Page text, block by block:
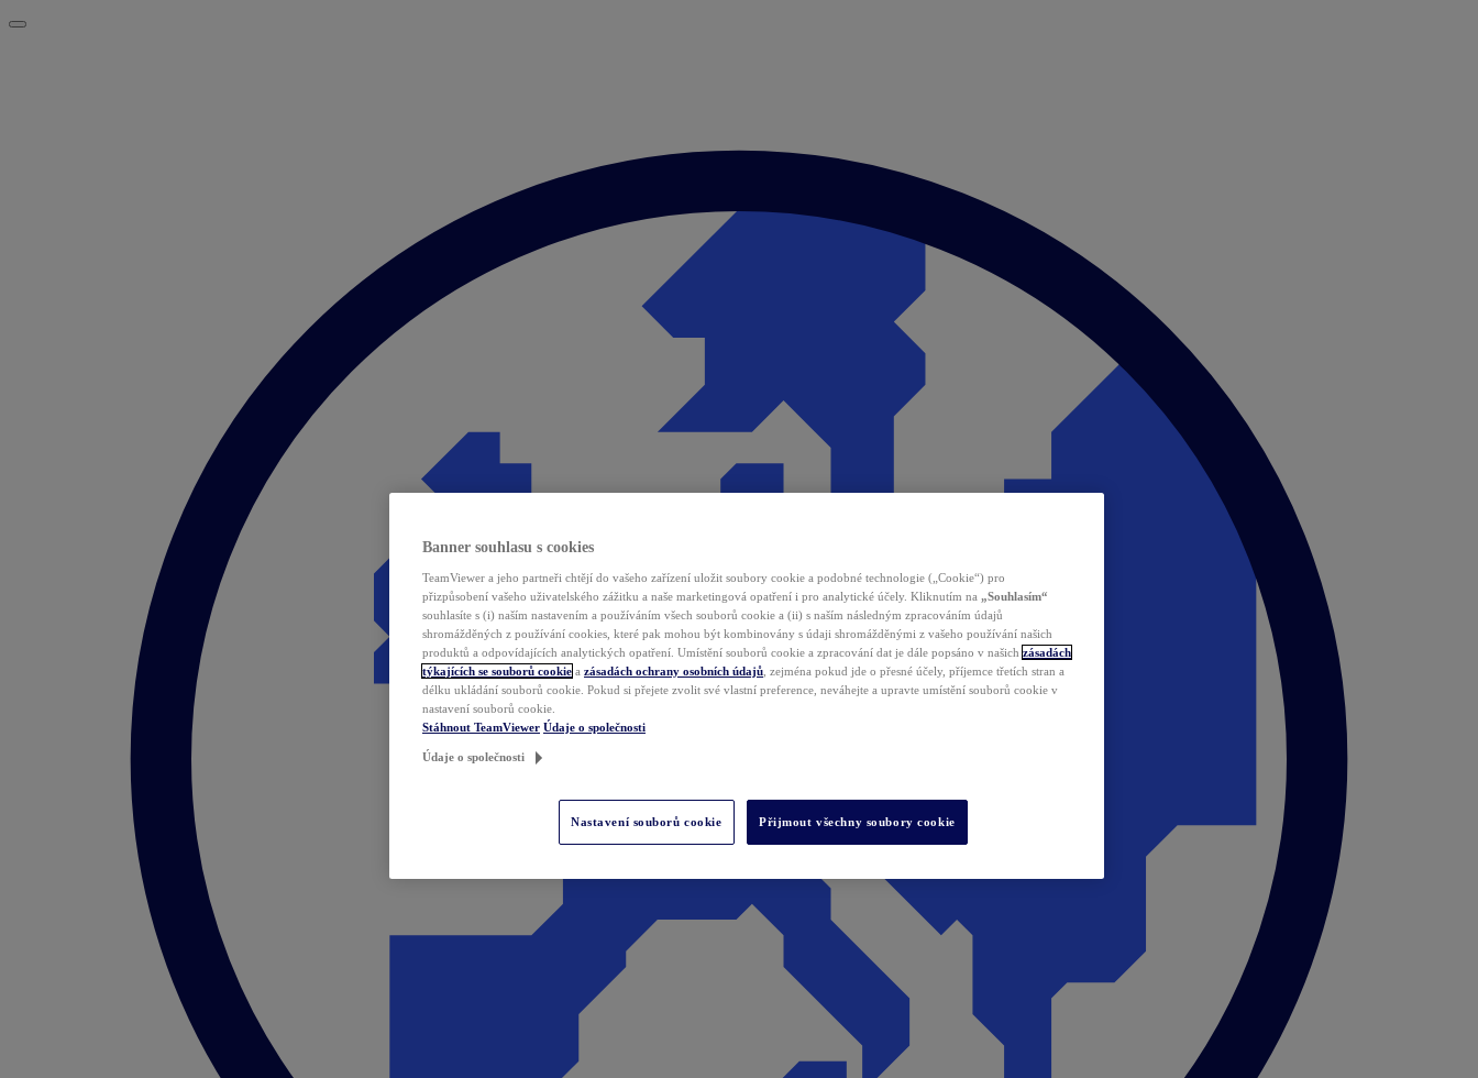
Banner souhlasu s cookies
TeamViewer a jeho partneři chtějí do vašeho zařízení uložit soubory cookie a podobné technologie („Cookie“) pro
přizpůsobení vašeho uživatelského zážitku a naše marketingová opatření i pro analytické účely. Kliknutím na „Souhlasím“
souhlasíte s (i) naším nastavením a používáním všech souborů cookie a (ii) s naším následným zpracováním údajů
shromážděných z používání cookies, které pak mohou být kombinovány s údaji shromážděnými z vašeho používání našich
produktů a odpovídajících analytických opatření. Umístění souborů cookie a zpracování dat je dále popsáno v našich zásadách
týkajících se souborů cookie a zásadách ochrany osobních údajů , zejména pokud jde o přesné účely, příjemce třetích stran a
délku ukládání souborů cookie. Pokud si přejete zvolit své vlastní preference, neváhejte a upravte umístění souborů cookie v
nastavení souborů cookie.
Stáhnout TeamViewer Údaje o společnosti
Údaje o společnosti
Nastavení souborů cookie Přijmout všechny soubory cookie